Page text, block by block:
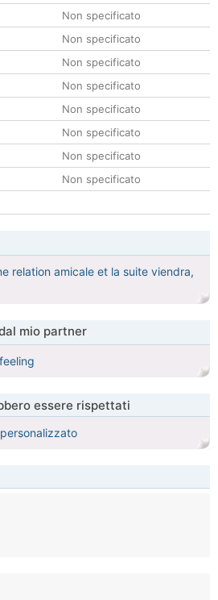
Non specificato
Non specificato
Non specificato
Non specificato
Non specificato
Non specificato
Non specificato
Non specificato
relation amicale et la suite viendra,
mio partner
essere rispettati